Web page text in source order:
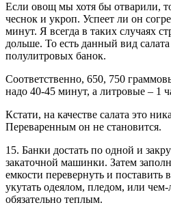
Если овощ мы хотя бы отварили,
чеснок и укроп. Успеет ли он
минут. Я всегда в таких случаях
дольше. То есть данный вид
полулитровых банок.
Соответственно, 650, 750
надо 40-45 минут, а литровые – 1
Кстати, на качестве салата это
Переваренным он не становится.
15. Банки достать по одной и
закаточной машинки. Затем
емкости перевернуть и поставить
укутать одеялом, пледом, или
обязательно теплым.